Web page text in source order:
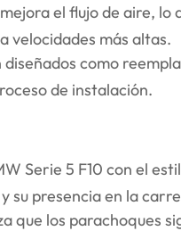
el flujo de aire, lo
velocidades más altas.
como
de instalación.
Serie 5 F10 con el
su presencia en la
que los parachoques